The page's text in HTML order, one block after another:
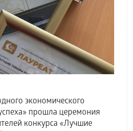
экономического
прошла церемония
конкурса «Лучшие